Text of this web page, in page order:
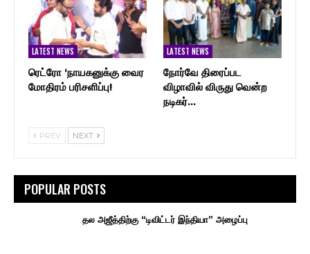
LATEST NEWS
ரெட்ரோ ‘நாயகனுக்கு வைர
மோதிரம் பரிசளிப்பு!
LATEST NEWS
நோர்வே திரைப்பட
விழாவில் விருது வென்ற
நடிகர்…
PREV NEXT
POPULAR POSTS
தல அஜீத்திற்கு “டிவிட்டர் இந்தியா” அழைப்பு